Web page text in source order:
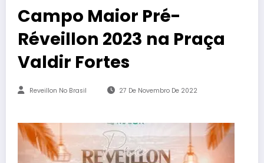
Campo Maior Pré-
Réveillon 2023 na Praça
Valdir Fortes
Reveillon No Brasil 27 De Novembro De 2022